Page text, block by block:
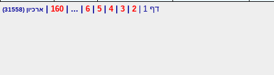
דף 1 |
2
3
|
4
5
6
| ... |
160 ארכיון (31558)